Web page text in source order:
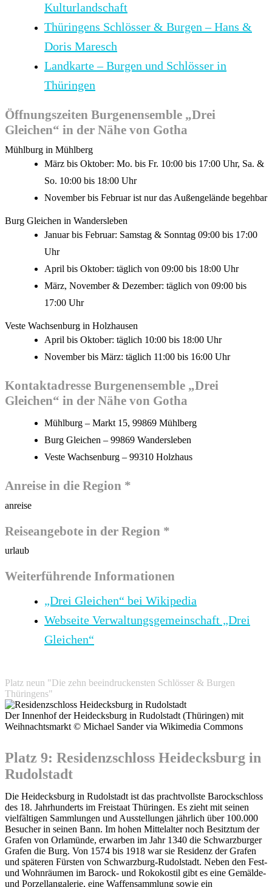
Kulturlandschaft
Thüringens Schlösser & Burgen – Hans &
Doris Maresch
Landkarte – Burgen und Schlösser in
Thüringen
Öffnungszeiten Burgenensemble „Drei
Gleichen“ in der Nähe von Gotha
Mühlburg in Mühlberg
März bis Oktober: Mo. bis Fr. 10:00 bis 17:00 Uhr, Sa. &
So. 10:00 bis 18:00 Uhr
November bis Februar ist nur das Außengelände begehbar
Burg Gleichen in Wandersleben
Januar bis Februar: Samstag & Sonntag 09:00 bis 17:00
Uhr
April bis Oktober: täglich von 09:00 bis 18:00 Uhr
März, November & Dezember: täglich von 09:00 bis
17:00 Uhr
Veste Wachsenburg in Holzhausen
April bis Oktober: täglich 10:00 bis 18:00 Uhr
November bis März: täglich 11:00 bis 16:00 Uhr
Kontaktadresse Burgenensemble „Drei
Gleichen“ in der Nähe von Gotha
Mühlburg – Markt 15, 99869 Mühlberg
Burg Gleichen – 99869 Wandersleben
Veste Wachsenburg – 99310 Holzhaus
Anreise in die Region *
anreise
Reiseangebote in der Region *
urlaub
Weiterführende Informationen
„Drei Gleichen“ bei Wikipedia
Webseite Verwaltungsgemeinschaft „Drei
Gleichen“
Platz neun "Die zehn beeindruckensten Schlösser & Burgen
Thüringens"
Der Innenhof der Heidecksburg in Rudolstadt (Thüringen) mit
Weihnachtsmarkt © Michael Sander via Wikimedia Commons
Platz 9: Residenzschloss Heidecksburg in
Rudolstadt
Die Heidecksburg in Rudolstadt ist das prachtvollste Barockschloss
des 18. Jahrhunderts im Freistaat Thüringen. Es zieht mit seinen
vielfältigen Sammlungen und Ausstellungen jährlich über 100.000
Besucher in seinen Bann. Im hohen Mittelalter noch Besitztum der
Grafen von Orlamünde, erwarben im Jahr 1340 die Schwarzburger
Grafen die Burg. Von 1574 bis 1918 war sie Residenz der Grafen
und späteren Fürsten von Schwarzburg-Rudolstadt. Neben den Fest-
und Wohnräumen im Barock- und Rokokostil gibt es eine Gemälde-
und Porzellangalerie, eine Waffensammlung sowie ein